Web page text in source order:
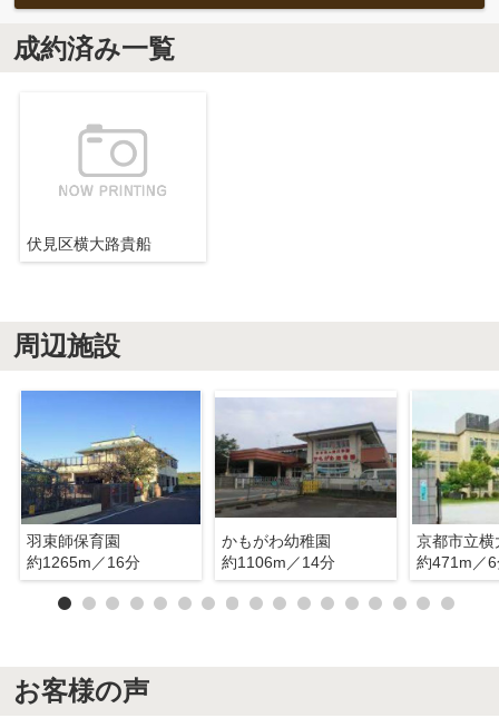
成約済み一覧
伏見区横大路貴船
周辺施設
羽束師保育園
約1265m／16分
かもがわ幼稚園
約1106m／14分
京都市立横
約471m／
お客様の声